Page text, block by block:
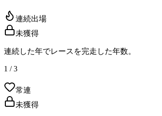
連続出場
未獲得
連続した年でレースを完走した年数。
1 / 3
常連
未獲得